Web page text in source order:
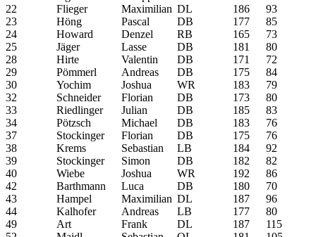
22
Flieger Maximilian DL 186
93
23
Höng Pascal DB 177
85
24
Howard Denzel RB 165
73
25
Jäger Lasse DB 181
80
28
Hirte Valentin DB 171
72
29
Pömmerl Andreas DB 175
84
30
Yochim Joshua WR 183
79
32
Schneider Florian DB 173
80
33
Riedlinger Julian DB 185
83
34
Pötzsch Michael DB 183
76
37
Stockinger Florian DB 175
76
38
Krems Sebastian LB 184
92
39
Stockinger Simon DB 182
82
40
Wiebe Joshua WR 192
86
42
Barthmann Luca DB 180
70
43
Hampel Maximilian DL 187
96
44
Kalhofer Andreas LB 177
80
49
Art Frank DL 187
115